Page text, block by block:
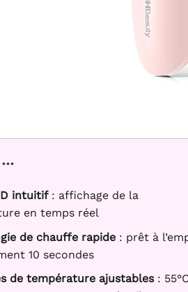
…
intuitif: affichage de la
en temps réel
de chauffe rapide: prêt à
10 secondes
de température ajustables: